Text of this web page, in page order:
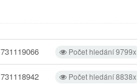
Počet hledání 9799x
731119066
Počet hledání 8838x
731118942